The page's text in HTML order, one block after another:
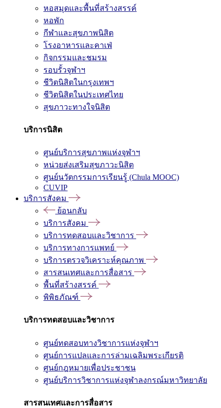
หอสมุดและพื้นที่สร้างสรรค์
หอพัก
กีฬาและสุขภาพนิสิต
โรงอาหารและคาเฟ่
กิจกรรมและชมรม
รอบรั้วจุฬาฯ
ชีวิตนิสิตในกรุงเทพฯ
ชีวิตนิสิตในประเทศไทย
สุขภาวะทางใจนิสิต
บริการนิสิต
ศูนย์บริการสุขภาพแห่งจุฬาฯ
หน่วยส่งเสริมสุขภาวะนิสิต
ศูนย์นวัตกรรมการเรียนรู้ (Chula MOOC)
CUVIP
บริการสังคม
ย้อนกลับ
บริการสังคม
บริการทดสอบและวิชาการ
บริการทางการแพทย์
บริการตรวจวิเคราะห์คุณภาพ
สารสนเทศและการสื่อสาร
พื้นที่สร้างสรรค์
พิพิธภัณฑ์
บริการทดสอบและวิชาการ
ศูนย์ทดสอบทางวิชาการแห่งจุฬาฯ
ศูนย์การแปลและการล่ามเฉลิมพระเกียรติ
ศูนย์กฎหมายเพื่อประชาชน
ศูนย์บริการวิชาการแห่งจุฬาลงกรณ์มหาวิทยาลัย
สารสนเทศและการสื่อสาร